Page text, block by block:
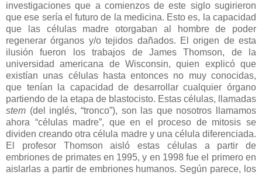
investigaciones que a comienzos de este siglo sugirieron
que ese sería el futuro de la medicina. Esto es, la capacidad
que las células madre otorgaban al hombre de poder
regenerar órganos y/o tejidos dañados. El origen de esta
ilusión fueron los trabajos de James Thomson, de la
universidad americana de Wisconsin, quien explicó que
existían unas células hasta entonces no muy conocidas,
que tenían la capacidad de desarrollar cualquier órgano
partiendo de la etapa de blastocisto. Estas células, llamadas
stem (del inglés, “tronco”), son las que nosotros llamamos
ahora “células madre”, que en el proceso de mitosis se
dividen creando otra célula madre y una célula diferenciada.
El profesor Thomson aisló estas células a partir de
embriones de primates en 1995, y en 1998 fue el primero en
aislarlas a partir de embriones humanos. Según parece, los